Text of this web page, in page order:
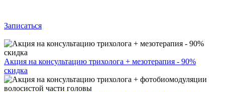
Записаться
Акция на консультацию трихолога + мезотерапия - 90%
скидка